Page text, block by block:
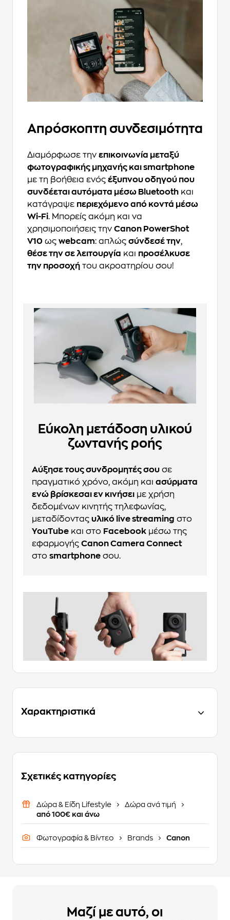
Απρόσκοπτη συνδεσιμότητα
Διαμόρφωσε την επικοινωνία μεταξύ
φωτογραφικής μηχανής και smartphone
με τη βοήθεια ενός έξυπνου οδηγού που
συνδέεται αυτόματα μέσω Bluetooth και
κατάγραψε περιεχόμενο από κοντά μέσω
Wi-Fi. Μπορείς ακόμη και να
χρησιμοποιήσεις την Canon PowerShot
V10 ως webcam: απλώς σύνδεσέ την,
θέσε την σε λειτουργία και προσέλκυσε
την προσοχή του ακροατηρίου σου!
Εύκολη μετάδοση υλικού
ζωντανής ροής
Αύξησε τους συνδρομητές σου σε
πραγματικό χρόνο, ακόμη και ασύρματα
ενώ βρίσκεσαι εν κινήσει με χρήση
δεδομένων κινητής τηλεφωνίας,
μεταδίδοντας υλικό live streaming στο
YouTube και στο Facebook μέσω της
εφαρμογής Canon Camera Connect
στο smartphone σου.
Χαρακτηριστικά
Σχετικές κατηγορίες
Δώρα & Είδη Lifestyle
Δώρα ανά τιμή
από 100€ και άνω
Φωτογραφία & Βίντεο Brands Canon
Μαζί με αυτό, οι